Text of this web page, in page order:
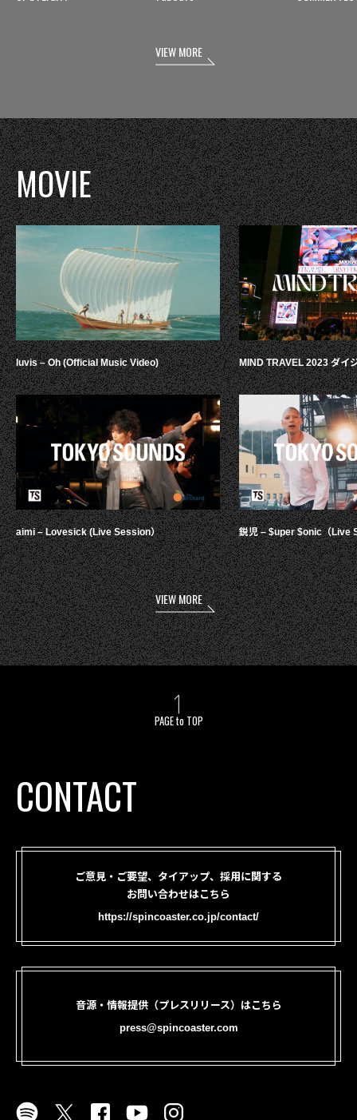
VIEW MORE
MOVIE
luvis – Oh (Official Music Video)
aimi – Lovesick (Live Session）
MIND TRAVEL 2023 ダイ
鋭児 – $uper $onic（Live
VIEW MORE
PAGE to TOP
CONTACT
ご意見・ご要望、タイアップ、採用に関する
お問い合わせはこちら
https://spincoaster.co.jp/contact/
音源・情報提供（プレスリリース）はこちら
press@spincoaster.com